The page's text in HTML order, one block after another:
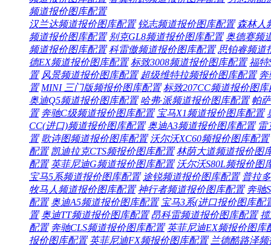
频道报价图库配置
汉兰达频道报价图库配置 锐志频道报价图库配置 森林人
频道报价图库配置 别克GL8频道报价图库配置 奥德赛频
频道报价图库配置 科雷傲频道报价图库配置 思铂睿频道
德EX频道报价图库配置 标致3008频道报价图库配置 福特
置 风景频道报价图库配置 超级维特拉频报价图库配置
置 MINI 三门版频报价图库配置 标致207CC频道报价图库
奥迪Q5频道报价图库配置 哈弗·派频道报价图库配置 帕
置 奔驰C级频道报价图库配置 宝马X1频道报价图库配置
CC(进口)频道报价图库配置 奥迪A3频道报价图库配置 雷
置 歌诗图频道报价图库配置 沃尔沃XC60频报价图库配置
配置 凯迪拉克CTS频报价图库配置 林荫大道频道报价图
配置 英菲尼迪G频道报价图库配置 沃尔沃S80L频报价图
宝马5系频道报价图库配置 途锐频道报价图库配置 普拉
牧马人频道报价图库配置 神行者频道报价图库配置 奔驰
配置 奥迪A5频道报价图库配置 宝马3系(进口报价图库配
置 奥迪TT频道报价图库配置 昂科雷频道报价图库配置
配置 奔驰CLS频道报价图库配置 英菲尼迪EX频报价图库
报价图库配置 英菲尼迪FX频报价图库配置 兰德酷路泽频